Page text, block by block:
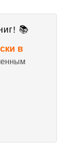
📚
в